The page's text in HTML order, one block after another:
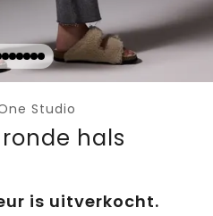
Studio
hals
is uitverkocht.